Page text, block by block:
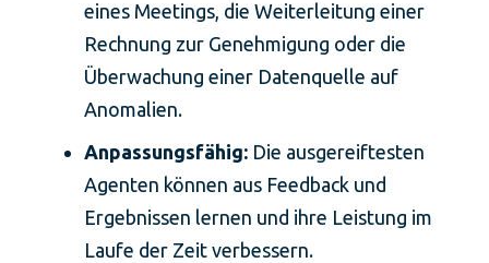
eines Meetings, die Weiterleitung einer
Rechnung zur Genehmigung oder die
Überwachung einer Datenquelle auf
Anomalien.
Anpassungsfähig: Die ausgereiftesten
Agenten können aus Feedback und
Ergebnissen lernen und ihre Leistung im
Laufe der Zeit verbessern.